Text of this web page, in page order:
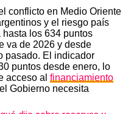
conflicto en Medio Oriente
y el riesgo país
los 634 puntos
va de 2026 y desde
pasado. El indicador
puntos desde enero, lo
acceso al financiamiento
Gobierno necesita